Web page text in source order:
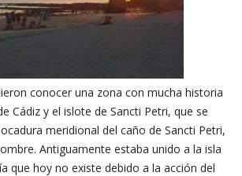
conocer una zona con mucha historia
Cádiz y el islote de Sancti Petri, que se
meridional del caño de Sancti Petri,
Antiguamente estaba unido a la isla
que hoy no existe debido a la acción del